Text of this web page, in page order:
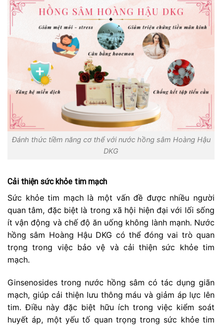
Đánh thức tiềm năng cơ thể với nước hồng sâm Hoàng Hậu
DKG
Cải thiện sức khỏe tim mạch
Sức khỏe tim mạch là một vấn đề được nhiều người
quan tâm, đặc biệt là trong xã hội hiện đại với lối sống
ít vận động và chế độ ăn uống không lành mạnh. Nước
hồng sâm Hoàng Hậu DKG có thể đóng vai trò quan
trọng trong việc bảo vệ và cải thiện sức khỏe tim
mạch.
Ginsenosides trong nước hồng sâm có tác dụng giãn
mạch, giúp cải thiện lưu thông máu và giảm áp lực lên
tim. Điều này đặc biệt hữu ích trong việc kiểm soát
huyết áp, một yếu tố quan trọng trong sức khỏe tim